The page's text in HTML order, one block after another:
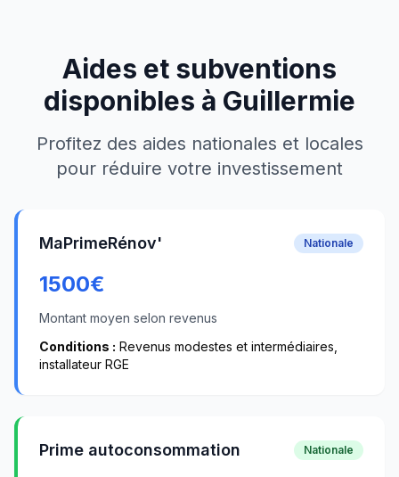
Aides et subventions
disponibles à Guillermie
Profitez des aides nationales et locales
pour réduire votre investissement
MaPrimeRénov' Nationale
1500€
Montant moyen selon revenus
Conditions : Revenus modestes et intermédiaires,
installateur RGE
Prime autoconsommation Nationale